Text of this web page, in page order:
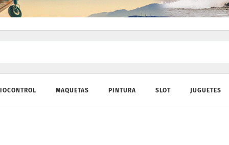
MAQUETAS PINTURA SLOT JUGUETES